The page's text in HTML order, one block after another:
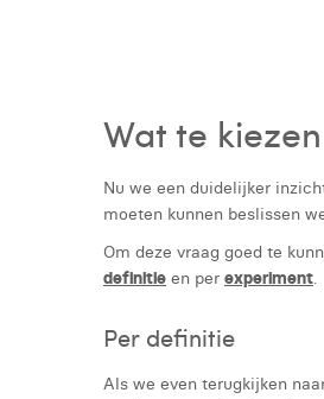
Wat te kiezen
Nu we een duidelijker
moeten kunnen beslissen
Om deze vraag goed te
definitie en per experiment.
Per definitie
Als we even terugkijken